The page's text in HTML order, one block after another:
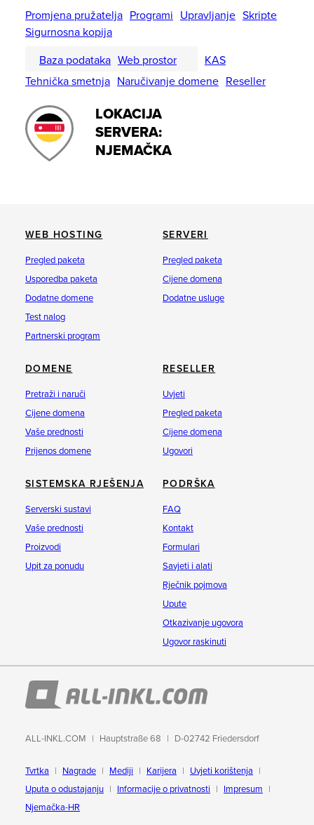
Promjena pružatelja Programi Upravljanje Skripte
Sigurnosna kopija
Baza podataka Web prostor
KAS
Tehnička smetnja Naručivanje domene Reseller
LOKACIJA
SERVERA:
NJEMAČKA
WEB HOSTING
Pregled paketa
Usporedba paketa
Dodatne domene
Test nalog
Partnerski program
SERVERI
Pregled paketa
Cijene domena
Dodatne usluge
DOMENE
Pretraži i naruči
Cijene domena
Vaše prednosti
Prijenos domene
RESELLER
Uvjeti
Pregled paketa
Cijene domena
Ugovori
SISTEMSKA RJEŠENJA
Serverski sustavi
Vaše prednosti
Proizvodi
Upit za ponudu
PODRŠKA
FAQ
Kontakt
Formulari
Savjeti i alati
Rječnik pojmova
Upute
Otkazivanje ugovora
Ugovor raskinuti
ALL-INKL.COM Hauptstraße 68 D-02742 Friedersdorf
Tvrtka Nagrade Mediji Karijera
Uvjeti korištenja
Uputa o odustajanju
Informacije o privatnosti
Impresum
Njemačka-HR